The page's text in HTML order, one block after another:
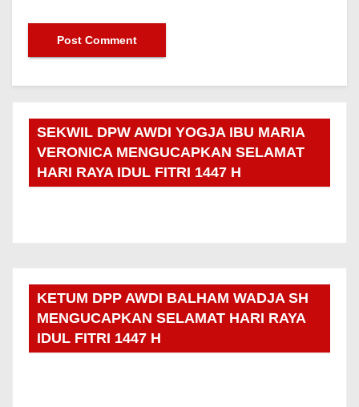
SEKWIL DPW AWDI YOGJA IBU MARIA
VERONICA MENGUCAPKAN SELAMAT
HARI RAYA IDUL FITRI 1447 H
KETUM DPP AWDI BALHAM WADJA SH
MENGUCAPKAN SELAMAT HARI RAYA
IDUL FITRI 1447 H